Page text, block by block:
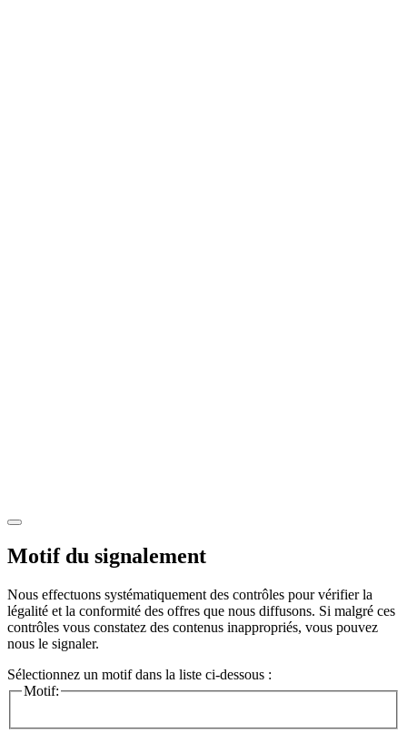
Motif du signalement
Nous effectuons systématiquement des contrôles pour vérifier la
légalité et la conformité des offres que nous diffusons. Si malgré ces
contrôles vous constatez des contenus inappropriés, vous pouvez
nous le signaler.
Sélectionnez un motif dans la liste ci-dessous :
Motif: